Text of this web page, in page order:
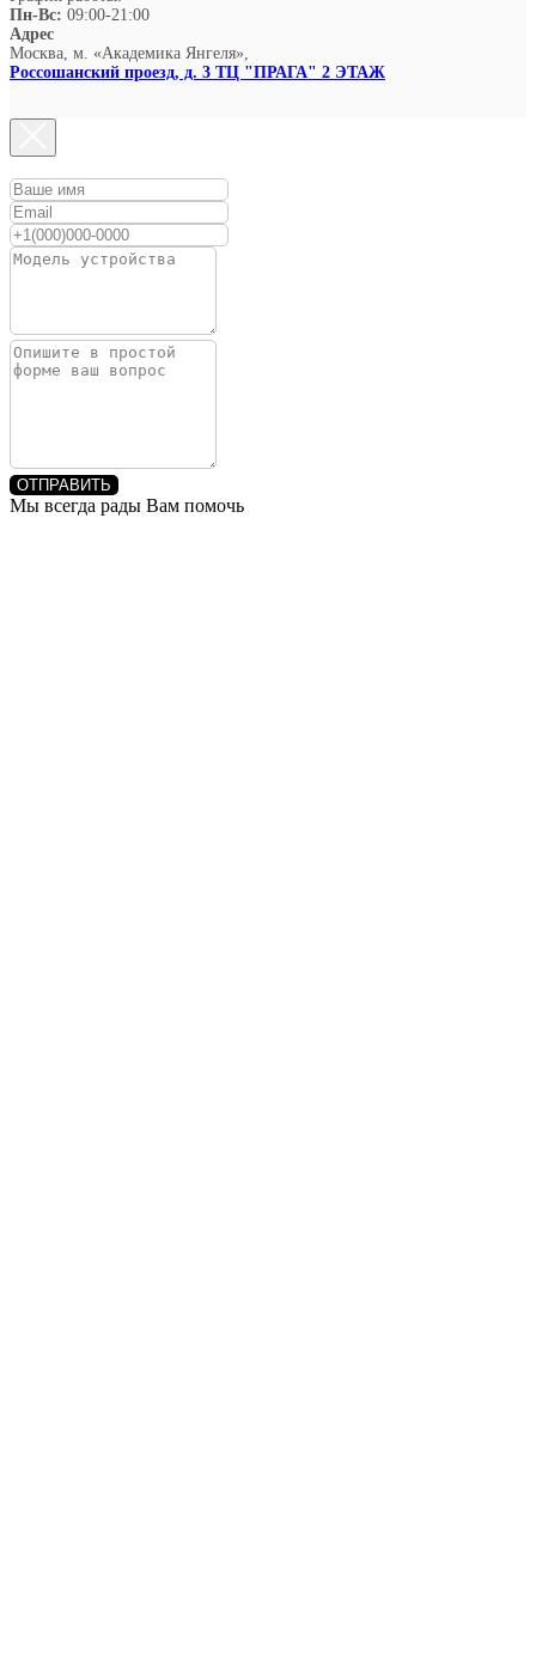
Пн-Вс: 09:00-21:00
Адрес
Москва, м. «Академика Янгеля»,
Россошанский проезд, д. 3 ТЦ "ПРАГА" 2 ЭТАЖ
ОТПРАВИТЬ
Мы всегда рады Вам помочь